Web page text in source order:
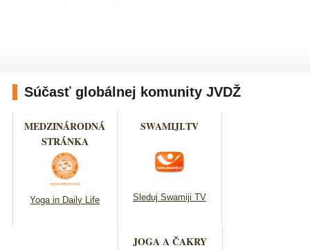
Súčasť globálnej komunity JVDŽ
MEDZINÁRODNÁ
STRÁNKA
Yoga in Daily Life
SWAMIJI.TV
Sleduj Swamiji TV
JOGA A ČAKRY